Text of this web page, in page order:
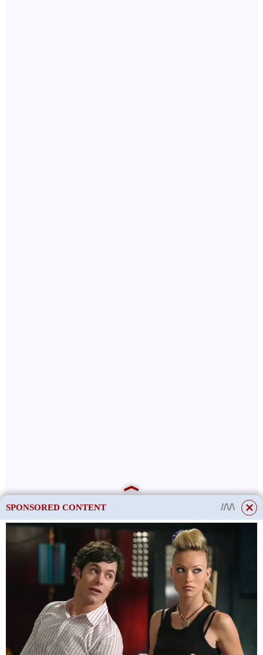
SPONSORED CONTENT